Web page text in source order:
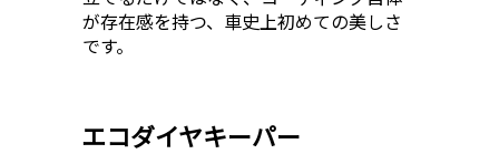
が存在感を持つ、車史上初めての美しさ
です。
エコダイヤキーパー